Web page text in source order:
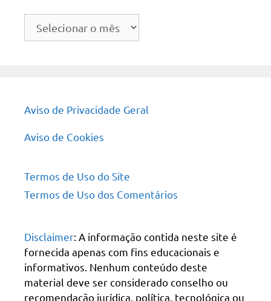
Arquivo
Aviso de Privacidade Geral
Aviso de Cookies
Termos de Uso do Site
Termos de Uso dos Comentários
Disclaimer: A informação contida neste site é
fornecida apenas com fins educacionais e
informativos. Nenhum conteúdo deste
material deve ser considerado conselho ou
recomendação jurídica, política, tecnológica ou